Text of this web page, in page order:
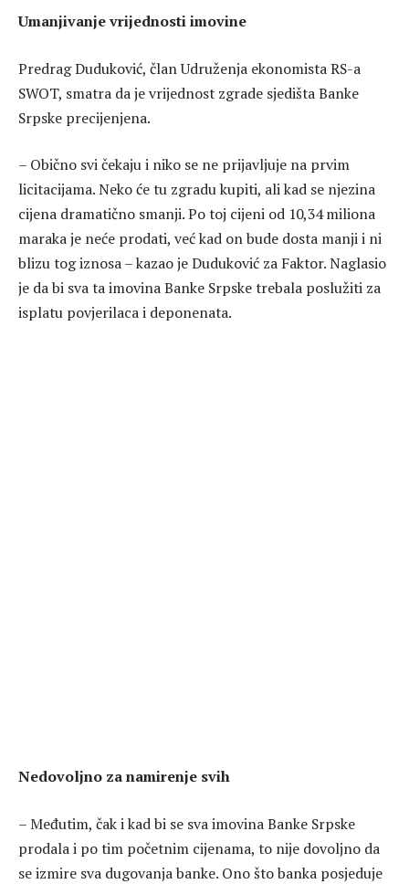
Umanjivanje vrijednosti imovine
Predrag Duduković, član Udruženja ekonomista RS-a
SWOT, smatra da je vrijednost zgrade sjedišta Banke
Srpske precijenjena.
– Obično svi čekaju i niko se ne prijavljuje na prvim
licitacijama. Neko će tu zgradu kupiti, ali kad se njezina
cijena dramatično smanji. Po toj cijeni od 10,34 miliona
maraka je neće prodati, već kad on bude dosta manji i ni
blizu tog iznosa – kazao je Duduković za Faktor. Naglasio
je da bi sva ta imovina Banke Srpske trebala poslužiti za
isplatu povjerilaca i deponenata.
Nedovoljno za namirenje svih
– Međutim, čak i kad bi se sva imovina Banke Srpske
prodala i po tim početnim cijenama, to nije dovoljno da
se izmire sva dugovanja banke. Ono što banka posjeduje